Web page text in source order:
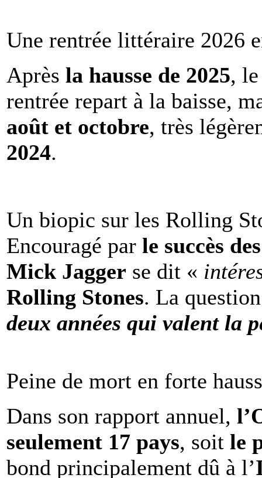
Une rentrée littéraire 2026
Après la hausse de 2025,
rentrée repart à la baisse,
août et octobre, très
2024.
Un biopic sur les Rolling
Encouragé par le succès
Mick Jagger se dit «
Rolling Stones. La
deux années qui valent la
Peine de mort en forte
Dans son rapport annuel,
seulement 17 pays, soit le
bond principalement dû à l’